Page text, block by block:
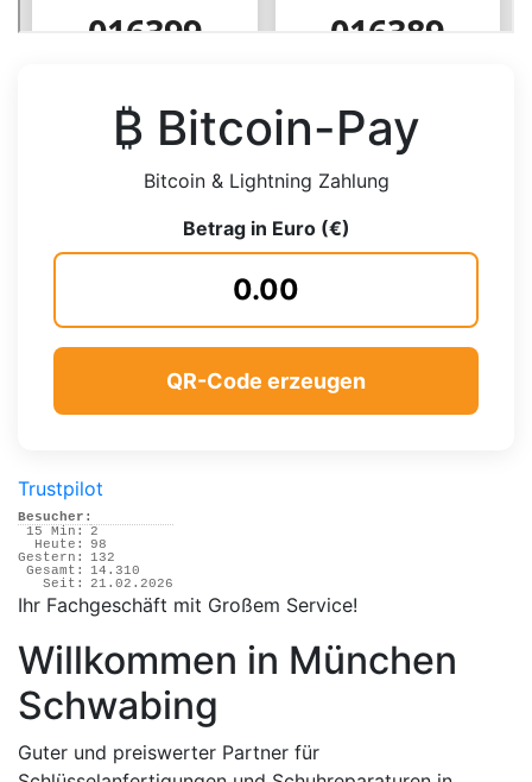
₿ Bitcoin-Pay
Bitcoin & Lightning Zahlung
Betrag in Euro (€)
QR-Code erzeugen
Trustpilot
Besucher:
15 Min:
2
Heute:
98
Gestern:
132
Gesamt:
14.310
Seit:
21.02.2026
Ihr Fachgeschäft mit Großem Service!
Willkommen in München
Schwabing
Guter und preiswerter Partner für